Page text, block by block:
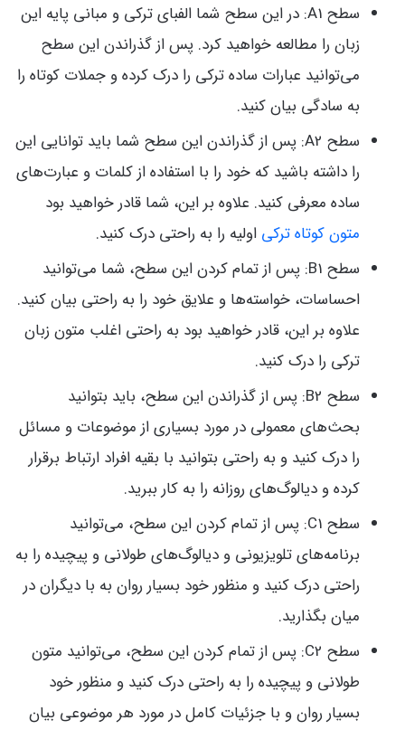
سطح A1: در این سطح شما الفبای ترکی و مبانی پایه این
زبان را مطالعه خواهید کرد. پس از گذراندن این سطح
می‌توانید عبارات ساده ترکی را درک کرده و جملات کوتاه را
به سادگی بیان کنید.
سطح A2: پس از گذراندن این سطح شما باید توانایی این
را داشته باشید که خود را با استفاده از کلمات و عبارت‌های
ساده معرفی کنید. علاوه بر این، شما قادر خواهید بود
متون کوتاه ترکی اولیه را به راحتی درک کنید.
سطح B1: پس از تمام کردن این سطح، شما می‌توانید
احساسات، خواسته‌ها و علایق خود را به راحتی بیان کنید.
علاوه بر این، قادر خواهید بود به راحتی اغلب متون زبان
ترکی را درک کنید.
سطح B2: پس از گذراندن این سطح، باید بتوانید
بحث‌های معمولی در مورد بسیاری از موضوعات و مسائل
را درک کنید و به راحتی بتوانید با بقیه افراد ارتباط برقرار
کرده و دیالوگ‌های روزانه را به کار ببرید.
سطح C1: پس از تمام کردن این سطح، می‌توانید
برنامه‌های تلویزیونی و دیالوگ‌‌های طولانی و پیچیده را به
راحتی درک کنید و منظور خود بسیار روان به با دیگران در
میان بگذارید.
سطح C2: پس از تمام کردن این سطح، می‌توانید متون
طولانی و پیچیده را به راحتی درک کنید و منظور خود
بسیار روان و با جزئیات کامل در مورد هر موضوعی بیان